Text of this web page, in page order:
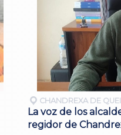
CHANDREXA DE
La voz de los
regidor de